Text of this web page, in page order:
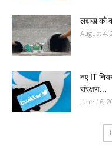
लद्दाख को
August 4,
नए IT
संरक्षण...
June 16,